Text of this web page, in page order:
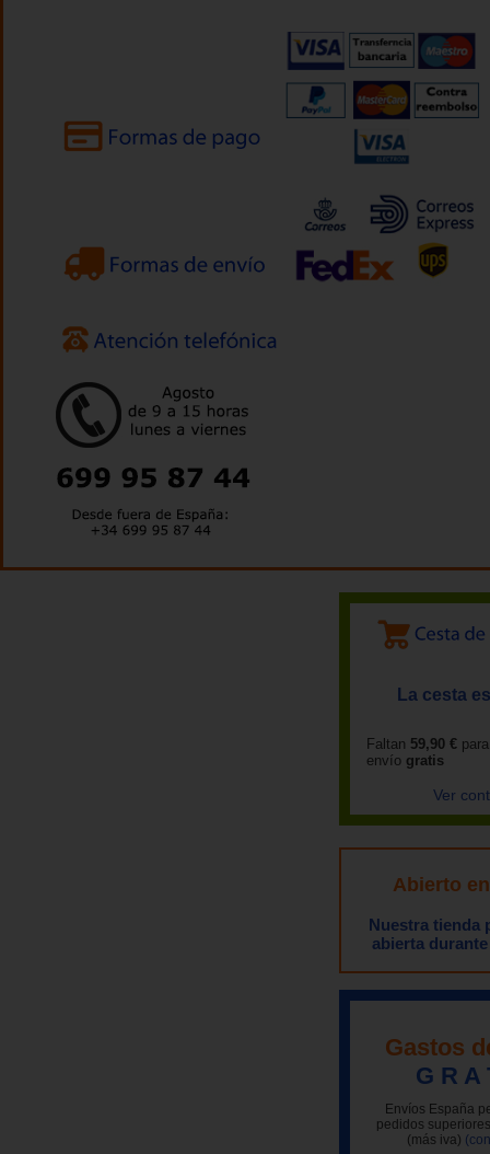
La cesta
Faltan 59,90 €
envío gratis
Ver
Abierto
Nuestra tienda
abierta
Gastos
G R A
Envíos España
pedidos
(más iva)